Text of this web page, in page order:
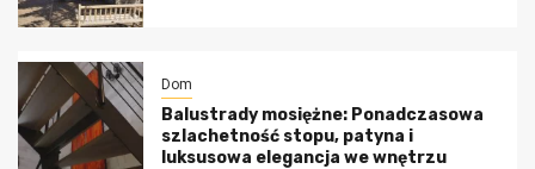
Dom
Balustrady mosiężne: Ponadczasowa
szlachetność stopu, patyna i
luksusowa elegancja we wnętrzu